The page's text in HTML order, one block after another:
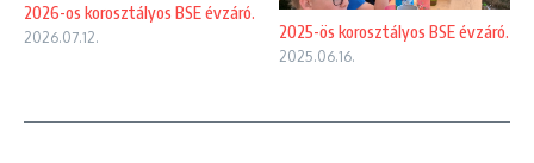
2026-os korosztályos BSE évzáró.
2026.07.12. 2025-ös korosztályos BSE évzáró.
2025.06.16.